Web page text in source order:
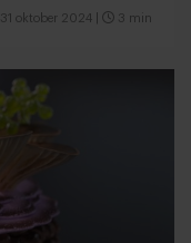
31 oktober 2024 3 min